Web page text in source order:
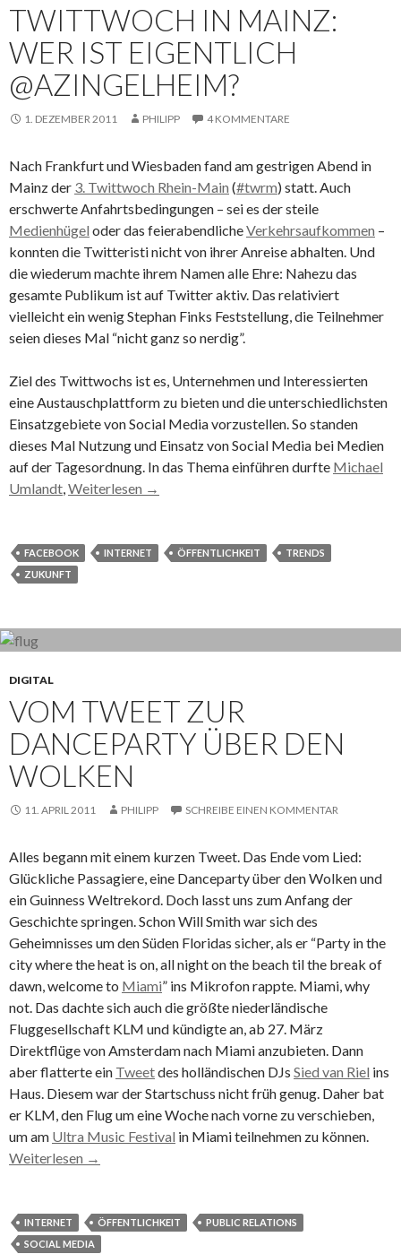
TWITTWOCH IN MAINZ:
WER IST EIGENTLICH
@AZINGELHEIM?
1. DEZEMBER 2011 PHILIPP 4 KOMMENTARE
Nach Frankfurt und Wiesbaden fand am gestrigen Abend in
Mainz der 3. Twittwoch Rhein-Main (#twrm) statt. Auch
erschwerte Anfahrtsbedingungen – sei es der steile
Medienhügel oder das feierabendlicheVerkehrsaufkommen –
konnten die Twitteristi nicht von ihrer Anreise abhalten. Und
die wiederum machte ihrem Namen alle Ehre: Nahezu das
gesamte Publikum ist auf Twitter aktiv. Das relativiert
vielleicht ein wenig Stephan Finks Feststellung, die Teilnehmer
seien dieses Mal “nicht ganz so nerdig”.
Ziel des Twittwochs ist es, Unternehmen und Interessierten
eine Austauschplattform zu bieten und die unterschiedlichsten
Einsatzgebiete von Social Media vorzustellen. So standen
dieses Mal Nutzung und Einsatz von Social Media bei Medien
auf der Tagesordnung. In das Thema einführen durfte Michael
Umlandt,Weiterlesen →
FACEBOOK INTERNET ÖFFENTLICHKEIT
TRENDS
ZUKUNFT
DIGITAL
VOM TWEET ZUR
DANCEPARTY ÜBER DEN
WOLKEN
11. APRIL 2011 PHILIPP SCHREIBE EINEN KOMMENTAR
Alles begann mit einem kurzen Tweet. Das Ende vom Lied:
Glückliche Passagiere, eine Danceparty über den Wolken und
ein Guinness Weltrekord. Doch lasst uns zum Anfang der
Geschichte springen. Schon Will Smith war sich des
Geheimnisses um den Süden Floridas sicher, als er “Party in the
city where the heat is on, all night on the beach til the break of
dawn, welcome to Miami” ins Mikrofon rappte. Miami, why
not. Das dachte sich auch die größte niederländische
Fluggesellschaft KLM und kündigte an, ab 27. März
Direktflüge von Amsterdam nach Miami anzubieten. Dann
aber flatterte ein Tweetdes holländischen DJs Sied van Riel ins
Haus. Diesem war der Startschuss nicht früh genug. Daher bat
er KLM, den Flug um eine Woche nach vorne zu verschieben,
um am Ultra Music Festival in Miami teilnehmen zu können.
Weiterlesen →
INTERNET ÖFFENTLICHKEIT
PUBLIC RELATIONS
SOCIAL MEDIA